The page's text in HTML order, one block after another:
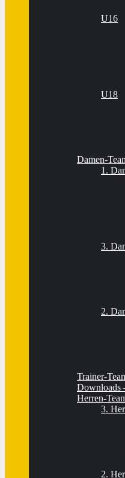
U16
U18
Damen-
1.
3.
2.
Trainer-
Downloads
Herren-
3.
2.